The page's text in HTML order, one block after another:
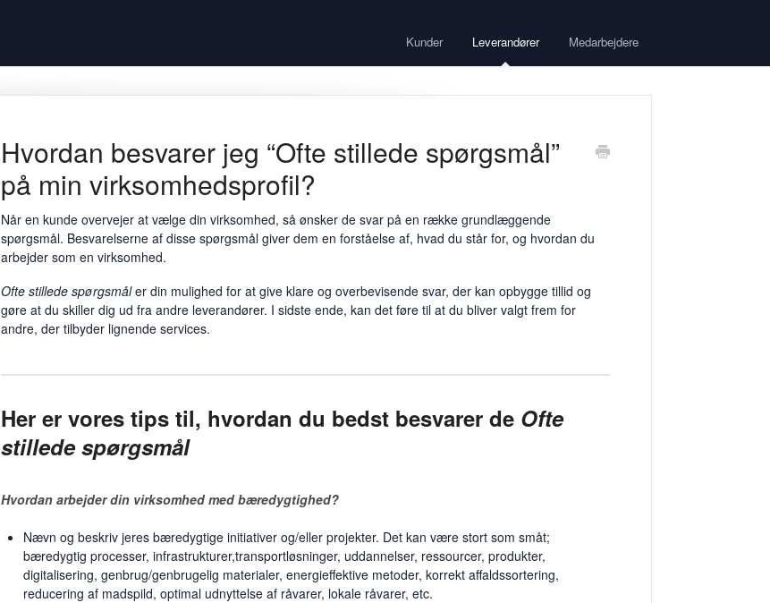
Kunder Leverandører Medarbejdere
Hvordan besvarer jeg “Ofte stillede spørgsmål”
på min virksomhedsprofil?
Når en kunde overvejer at vælge din virksomhed, så ønsker de svar på en række grundlæggende
spørgsmål. Besvarelserne af disse spørgsmål giver dem en forståelse af, hvad du står for, og hvordan du
arbejder som en virksomhed.
Ofte stillede spørgsmåler din mulighed for at give klare og overbevisende svar, der kan opbygge tillid og
gøre at du skiller dig ud fra andre leverandører. I sidste ende, kan det føre til at du bliver valgt frem for
andre, der tilbyder lignende services.
Her er vores tips til, hvordan du bedst besvarer de Ofte
stillede spørgsmål
Hvordan arbejder din virksomhed med bæredygtighed?
Nævn og beskriv jeres bæredygtige initiativer og/eller projekter. Det kan være stort som småt;
bæredygtig processer, infrastrukturer,transportløsninger, uddannelser, ressourcer, produkter,
digitalisering, genbrug/genbrugelig materialer, energieffektive metoder, korrekt affaldssortering,
reducering af madspild, optimal udnyttelse af råvarer, lokale råvarer, etc.